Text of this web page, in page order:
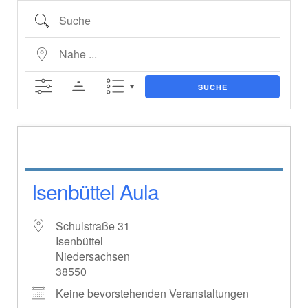
Suche
Nahe ...
SUCHE
Isenbüttel Aula
Schulstraße 31
Isenbüttel
Niedersachsen
38550
Keine bevorstehenden Veranstaltungen